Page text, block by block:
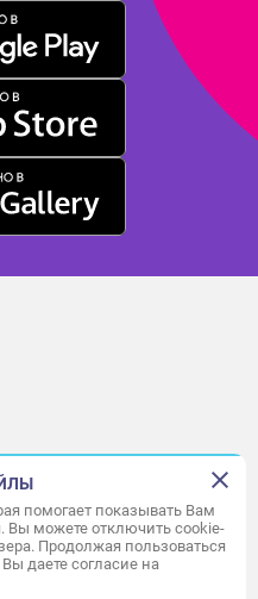
помогает показывать Вам
можете отключить cookie-
Продолжая пользоваться
даете согласие на